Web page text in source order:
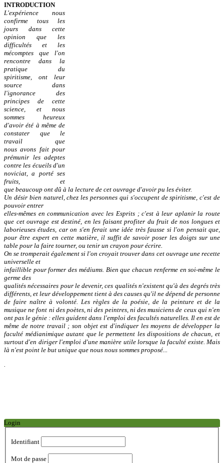
INTRODUCTION
L'expérience nous
confirme tous les
jours dans cette
opinion que les
difficultés et les
mécomptes que l'on
rencontre dans la
pratique du
spiritisme, ont leur
source dans
l'ignorance des
principes de cette
science, et nous
sommes heureux
d'avoir été à même de
constater que le
travail que
nousavons fait pour
prémunir les adeptes
contre les écueils d'un
noviciat, a porté ses
fruits, et
que beaucoup ont dû à la lecture de cet ouvrage d'avoir pu les éviter.
Un désir bien naturel, chez les personnes qui s'occupent de spiritisme, c'est de
pouvoir entrer
elles-mêmes en communication avec les Esprits ; c'est à leur aplanir la route
que cet ouvrage est destiné, en les faisant profiter du fruit de nos longues et
laborieuses études, car on s'en ferait une idée très fausse si l'on pensait que,
pour être expert en cette matière, il suffit de savoir poser lesdoigts sur une
table pour la faire tourner, ou tenir un crayon pour écrire.
On se tromperait également si l'on croyait trouver dans cet ouvrage une recette
universelle et
infaillible pour former des médiums. Bien que chacun renferme en soi-même le
germe des
qualités nécessaires pour le devenir, ces qualités n'existent qu'à des degrés très
différents, et leur développement tient à des causes qu'il ne dépend de personne
de faire naître à volonté. Les règles de la poésie, de la peinture et de la
musique ne font ni des poètes, ni des peintres, ni desmusiciens de ceux qui n'en
ont pas le génie : elles guident dans l'emploi des facultés naturelles. Il en est de
même de notre travail ; son objet est d'indiquer les moyens de développer la
faculté médianimique autant que le permettent les dispositions de chacun, et
surtout d'en diriger l'emploi d'une manière utile lorsque la faculté existe. Mais
là n'est point le but unique que nous nous sommes proposé...
Login
Identifiant
Mot de passe